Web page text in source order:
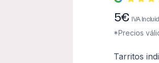
5€IVA
*Precios
Descripción
Tarritos